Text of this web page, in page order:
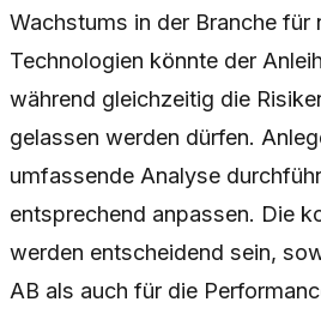
Wachstums in der Branche für
Technologien könnte der
während gleichzeitig die
gelassen werden dürfen.
umfassende Analyse
entsprechend anpassen. Die
werden entscheidend sein,
AB als auch für die